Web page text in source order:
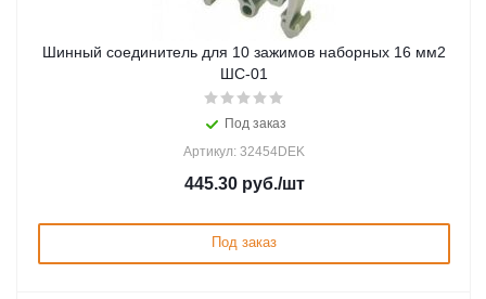
Шинный соединитель для 10 зажимов наборных 16 мм2
ШС-01
Под заказ
Артикул: 32454DEK
445.30руб./шт
Под заказ